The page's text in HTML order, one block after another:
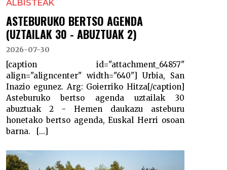
ALBISTEAK
ASTEBURUKO BERTSO AGENDA
(UZTAILAK 30 - ABUZTUAK 2)
2026-07-30
[caption id="attachment_64857"
align="aligncenter" width="640"] Urbia, San
Inazio egunez. Arg: Goierriko Hitza[/caption]
Asteburuko bertso agenda uztailak 30
abuztuak 2 - Hemen daukazu asteburu
honetako bertso agenda, Euskal Herri osoan
barna. [...]